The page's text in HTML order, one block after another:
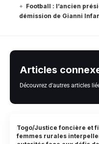
Football : l’ancien
démission de Gianni
Articles
Découvrez d'autres articles
Togo/Justice foncière et
femmes rurales